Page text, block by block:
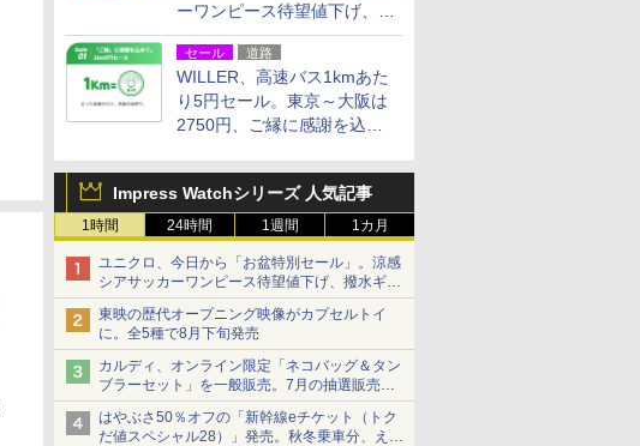
ーワンピース待望値下げ、撥
水ギアショーツは1990円に
セール 道路
WILLER、高速バス1kmあた
り5円セール。東京～大阪は
2750円、ご縁に感謝を込め
Impress Watchシリーズ 人気記事
1時間 24時間 1週間 1カ月
ユニクロ、今日から「お盆特別セール」。涼感
シアサッカーワンピース待望値下げ、撥水ギア
ショーツは1990円に
東映の歴代オープニング映像がカプセルトイ
に。全5種で8月下旬発売
カルディ、オンライン限定「ネコバッグ＆タン
ブラーセット」を一般販売。7月の抽選販売の
当選無効分
はやぶさ50％オフの「新幹線eチケット（トク
だ値スペシャル28）」発売。秋冬乗車分、えき